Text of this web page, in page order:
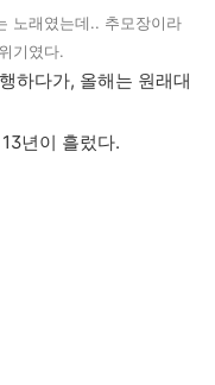
노래였는데.. 추모장이라
기였다.
하다가, 올해는 원래대
년이 흘렀다.